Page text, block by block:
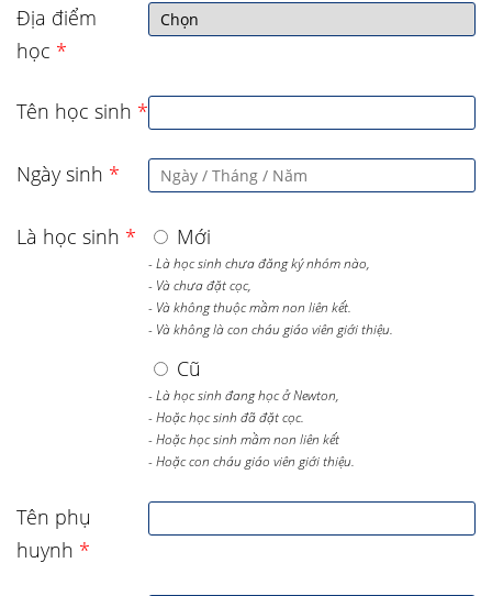
Địa điểm
học *
Tên học sinh *
Ngày sinh *
Là học sinh * Mới
- Là học sinh chưa đăng ký nhóm nào,
- Và chưa đặt cọc,
- Và không thuộc mầm non liên kết.
- Và không là con cháu giáo viên giới thiệu.
Cũ
- Là học sinh đang học ở Newton,
- Hoặc học sinh đã đặt cọc.
- Hoặc học sinh mầm non liên kết
- Hoặc con cháu giáo viên giới thiệu.
Tên phụ
huynh *